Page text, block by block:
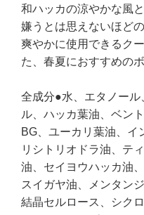
和ハッカの涼やかな風
嫌うとは思えないほど
爽やかに使用できるク
た、春夏におすすめの
全成分●水、エタノー
ル、ハッカ葉油、ベン
BG、ユーカリ葉油、イ
リシトリオドラ油、テ
油、セイヨウハッカ油
スイガヤ油、メンタン
結晶セルロース、シク